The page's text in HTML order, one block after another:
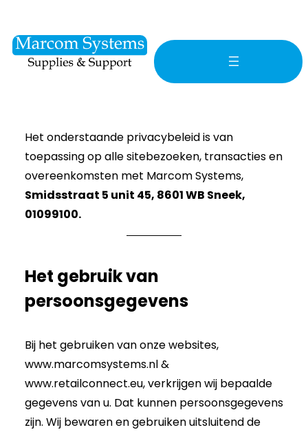
naar
de
Het onderstaande privacybeleid is van
toepassing op alle sitebezoeken, transacties en
overeenkomsten met Marcom Systems,
Smidsstraat 5 unit 45, 8601 WB Sneek,
01099100.
Het gebruik van
persoonsgegevens
Bij het gebruiken van onze websites,
www.marcomsystems.nl &
www.retailconnect.eu, verkrijgen wij bepaalde
gegevens van u. Dat kunnen persoonsgegevens
zijn. Wij bewaren en gebruiken uitsluitend de